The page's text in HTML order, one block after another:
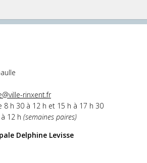
rinxent.fr
8 h 30 à 12 h et 15 h à 17 h 30
12 h (semaines paires)
Delphine Levisse